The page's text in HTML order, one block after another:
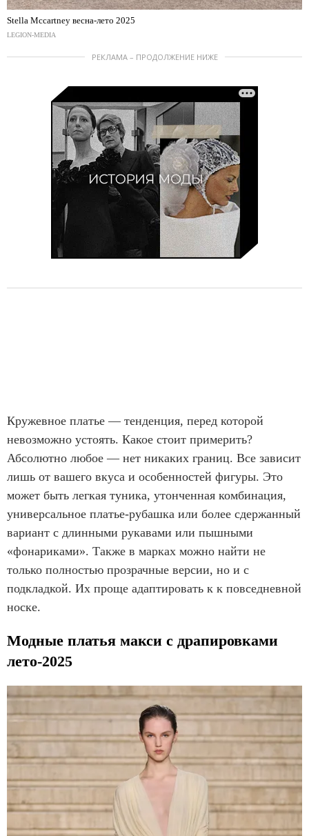
Stella Mccartney весна-лето 2025
LEGION-MEDIA
РЕКЛАМА – ПРОДОЛЖЕНИЕ НИЖЕ
Кружевное платье — тенденция, перед которой
невозможно устоять. Какое стоит примерить?
Абсолютно любое — нет никаких границ. Все зависит
лишь от вашего вкуса и особенностей фигуры. Это
может быть легкая туника, утонченная комбинация,
универсальное платье-рубашка или более сдержанный
вариант с длинными рукавами или пышными
«фонариками». Также в марках можно найти не
только полностью прозрачные версии, но и с
подкладкой. Их проще адаптировать к к повседневной
носке.
Модные платья макси с драпировками
лето-2025